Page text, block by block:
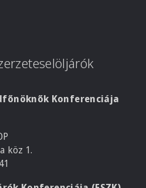
Konferenciája
köz 1.